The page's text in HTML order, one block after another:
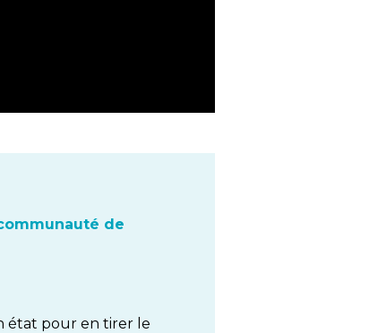
de
état pour en tirer le